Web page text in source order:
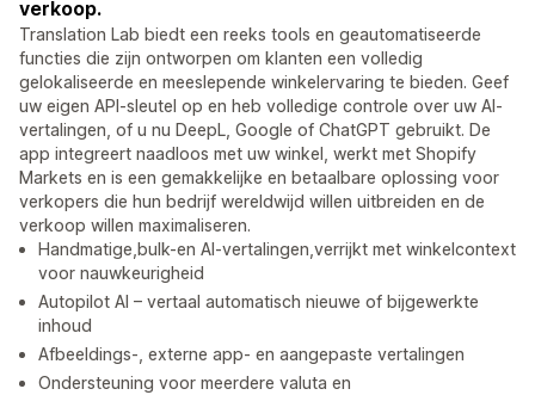
verkoop.
Translation Lab biedt een reeks tools en geautomatiseerde
functies die zijn ontworpen om klanten een volledig
gelokaliseerde en meeslepende winkelervaring te bieden. Geef
uw eigen API-sleutel op en heb volledige controle over uw AI-
vertalingen, of u nu DeepL, Google of ChatGPT gebruikt. De
app integreert naadloos met uw winkel, werkt met Shopify
Markets en is een gemakkelijke en betaalbare oplossing voor
verkopers die hun bedrijf wereldwijd willen uitbreiden en de
verkoop willen maximaliseren.
Handmatige,bulk-en AI-vertalingen,verrijkt met winkelcontext
voor nauwkeurigheid
Autopilot AI – vertaal automatisch nieuwe of bijgewerkte
inhoud
Afbeeldings-, externe app- en aangepaste vertalingen
Ondersteuning voor meerdere valuta en